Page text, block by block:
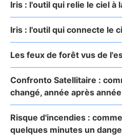
Iris : l'outil qui relie le ciel à
Iris : l'outil qui connecte le
Les feux de forêt vus de
Confronto Satellitaire :
changé, année après année
Risque d'incendies :
quelques minutes un